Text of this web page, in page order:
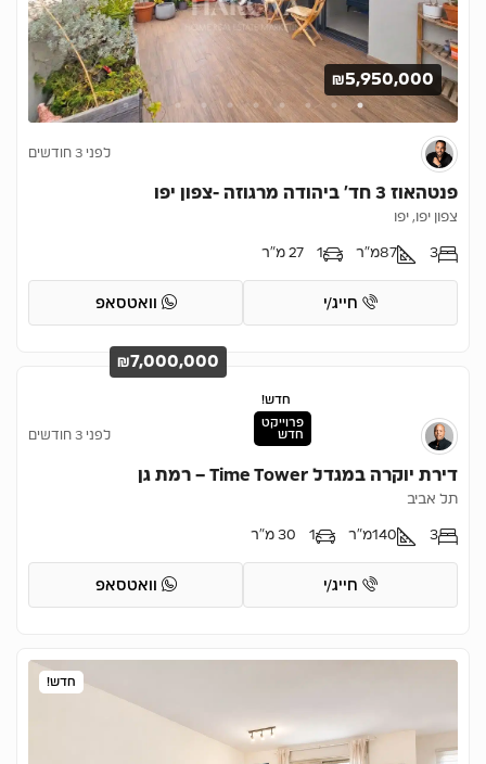
₪5,950,000
לפני 3 חודשים
פנטהאוז 3 חד’ ביהודה מרגוזה -צפון יפו
צפון יפו, יפו
3
87מ"ר 1 27 מ"ר
חייג/י וואטסאפ
חדש!
פרוייקט
חדש
₪7,000,000
לפני 3 חודשים
דירת יוקרה במגדל Time Tower – רמת גן
תל אביב
3
140מ"ר 1 30 מ"ר
חייג/י וואטסאפ
חדש!